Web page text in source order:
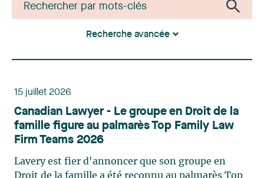
Recherche avancée
15 juillet 2026
Canadian Lawyer - Le groupe en Droit de la
famille figure au palmarès Top Family Law
Firm Teams 2026
Lavery est fier d'annoncer que son groupe en
Droit de la famille a été reconnu au palmarès Top